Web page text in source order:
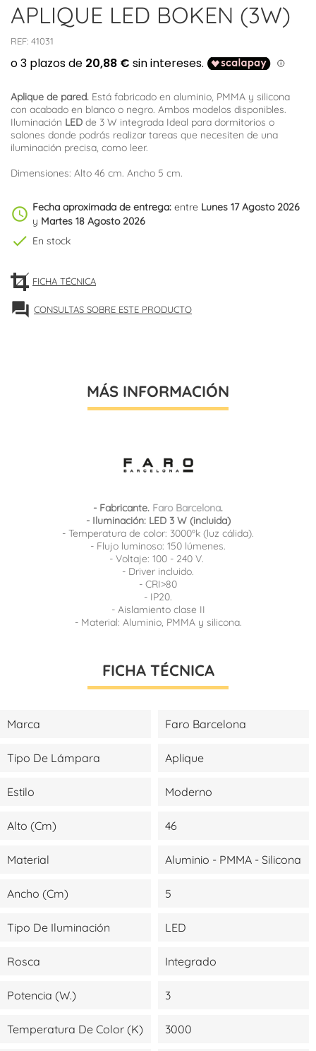
APLIQUE LED BOKEN (3W)
REF: 41031
Aplique de pared. Está fabricado en aluminio, PMMA y silicona
con acabado en blanco o negro. Ambos modelos disponibles.
Iluminación LED de 3 W integrada Ideal para dormitorios o
salones donde podrás realizar tareas que necesiten de una
iluminación precisa, como leer.
Dimensiones: Alto 46 cm. Ancho 5 cm.
schedule Fecha aproximada de entrega: entre Lunes 17 Agosto 2026
y Martes 18 Agosto 2026
check En stock
FICHA TÉCNICA
forum CONSULTAS SOBRE ESTE PRODUCTO
MÁS INFORMACIÓN
- Fabricante. Faro Barcelona.
- Iluminación: LED 3 W (incluida)
- Temperatura de color: 3000ºk (luz cálida).
- Flujo luminoso: 150 lúmenes.
- Voltaje: 100 - 240 V.
- Driver incluido.
- CRI>80
- IP20.
- Aislamiento clase II
- Material: Aluminio, PMMA y silicona.
FICHA TÉCNICA
Marca Faro Barcelona
Tipo De Lámpara Aplique
Estilo Moderno
Alto (cm) 46
Material Aluminio - PMMA - Silicona
Ancho (cm) 5
Tipo De Iluminación LED
Rosca Integrado
Potencia (W.) 3
Temperatura De Color (K) 3000